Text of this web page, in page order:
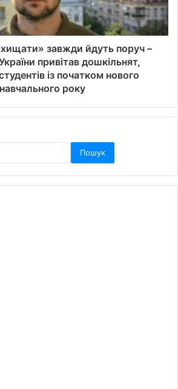
завжди йдуть поруч –
привітав дошкільнят,
із початком нового
навчального року
Пошук